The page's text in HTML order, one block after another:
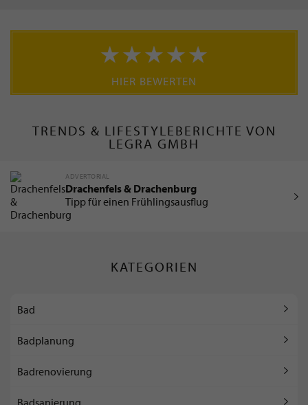
HIER BEWERTEN
TRENDS & LIFESTYLEBERICHTE VON
LEGRA GMBH
ADVERTORIAL
Drachenfels & Drachenburg
Tipp für einen Frühlingsausflug
KATEGORIEN
Bad
Badplanung
Badrenovierung
Badsanierung